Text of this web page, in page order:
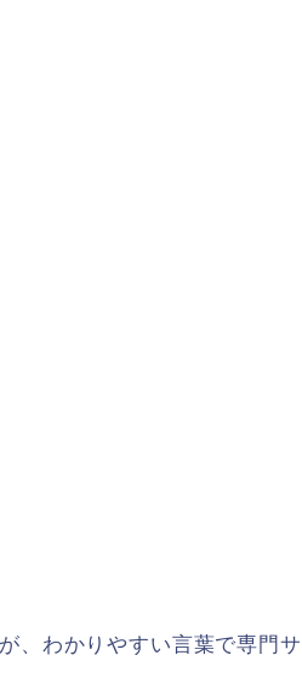
、わかりやすい言葉で専門サ